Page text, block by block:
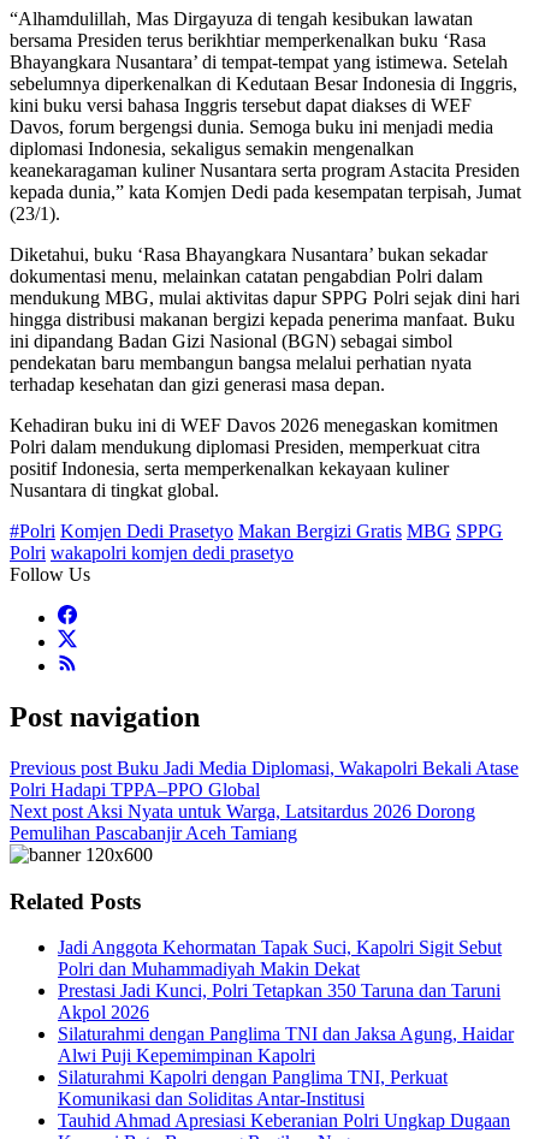
“Alhamdulillah, Mas Dirgayuza di tengah kesibukan lawatan
bersama Presiden terus berikhtiar memperkenalkan buku ‘Rasa
Bhayangkara Nusantara’ di tempat-tempat yang istimewa. Setelah
sebelumnya diperkenalkan di Kedutaan Besar Indonesia di Inggris,
kini buku versi bahasa Inggris tersebut dapat diakses di WEF
Davos, forum bergengsi dunia. Semoga buku ini menjadi media
diplomasi Indonesia, sekaligus semakin mengenalkan
keanekaragaman kuliner Nusantara serta program Astacita Presiden
kepada dunia,” kata Komjen Dedi pada kesempatan terpisah, Jumat
(23/1).
Diketahui, buku ‘Rasa Bhayangkara Nusantara’ bukan sekadar
dokumentasi menu, melainkan catatan pengabdian Polri dalam
mendukung MBG, mulai aktivitas dapur SPPG Polri sejak dini hari
hingga distribusi makanan bergizi kepada penerima manfaat. Buku
ini dipandang Badan Gizi Nasional (BGN) sebagai simbol
pendekatan baru membangun bangsa melalui perhatian nyata
terhadap kesehatan dan gizi generasi masa depan.
Kehadiran buku ini di WEF Davos 2026 menegaskan komitmen
Polri dalam mendukung diplomasi Presiden, memperkuat citra
positif Indonesia, serta memperkenalkan kekayaan kuliner
Nusantara di tingkat global.
#Polri Komjen Dedi Prasetyo Makan Bergizi Gratis MBG SPPG
Polri wakapolri komjen dedi prasetyo
Follow Us
Post navigation
Previous post Buku Jadi Media Diplomasi, Wakapolri Bekali Atase
Polri Hadapi TPPA–PPO Global
Next post Aksi Nyata untuk Warga, Latsitardus 2026 Dorong
Pemulihan Pascabanjir Aceh Tamiang
Related Posts
Jadi Anggota Kehormatan Tapak Suci, Kapolri Sigit Sebut
Polri dan Muhammadiyah Makin Dekat
Prestasi Jadi Kunci, Polri Tetapkan 350 Taruna dan Taruni
Akpol 2026
Silaturahmi dengan Panglima TNI dan Jaksa Agung, Haidar
Alwi Puji Kepemimpinan Kapolri
Silaturahmi Kapolri dengan Panglima TNI, Perkuat
Komunikasi dan Soliditas Antar-Institusi
Tauhid Ahmad Apresiasi Keberanian Polri Ungkap Dugaan